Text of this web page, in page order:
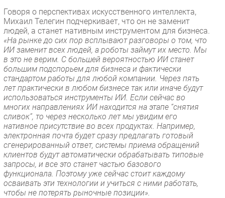
Говоря о перспективах искусственного интеллекта,
Михаил Телегин подчеркивает, что он не заменит
людей, а станет нативным инструментом для бизнеса.
«На рынке до сих пор всплывают разговоры о том, что
ИИ заменит всех людей, а роботы займут их место. Мы
в это не верим. С большей вероятностью ИИ станет
большим подспорьем для бизнеса и фактически
стандартом работы для любой компании. Через пять
лет практически в любом бизнесе так или иначе будут
использоваться инструменты ИИ. Если сейчас во
многих направлениях ИИ находится на этапе “снятия
сливок”, то через несколько лет мы увидим его
нативное присутствие во всех продуктах. Например,
электронная почта будет сразу предлагать готовый
сгенерированный ответ, системы приема обращений
клиентов будут автоматически обрабатывать типовые
запросы, и все это станет частью базового
функционала. Поэтому уже сейчас стоит каждому
осваивать эти технологии и учиться с ними работать,
чтобы не потерять рыночные позиции».